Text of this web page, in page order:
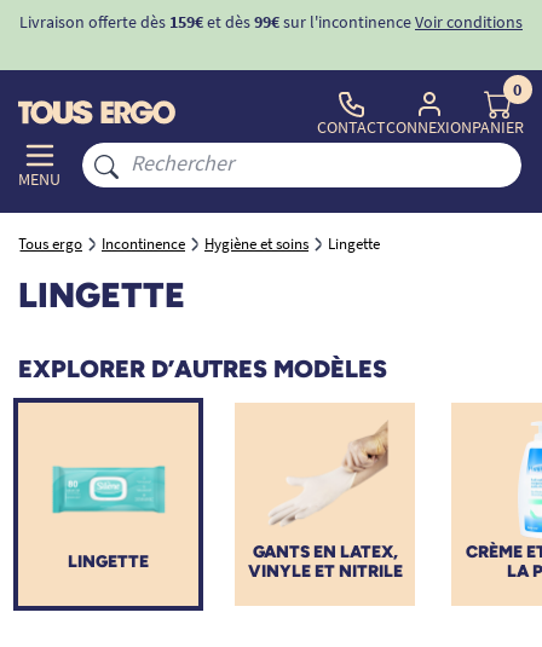
-10%avec le code "BIENVENUE" pourla 1ère commande
MENU
CONTACTCONNEXION
0
PANIER
Tous ergo Incontinence Hygiène et soins Lingette
LINGETTE
EXPLORER D’AUTRES MODÈLES
LINGETTE
GANTS EN LATEX,
VINYLE ET NITRILE
CRÈME
LA